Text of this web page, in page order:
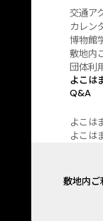
交通ア
カレン
博物館
敷地内
団体利
よこは
Q&A
よこは
よこは
敷地内ご